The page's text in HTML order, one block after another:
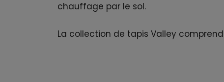
chauffage par le sol.
La collection de tapis Valley